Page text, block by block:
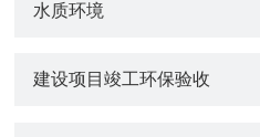
水质环境
建设项目竣工环保验收